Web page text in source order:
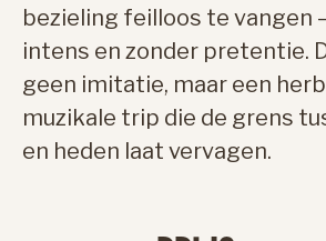
bezieling feilloos te vangen
intens en zonder pretentie.
geen imitatie, maar een
muzikale trip die de grens
en heden laat vervagen.